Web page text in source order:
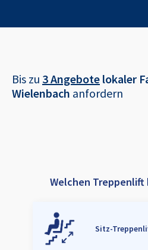
Bis zu 3 Angebote lokaler
Wielenbach anfordern
Welchen Treppenlift
Sitz-